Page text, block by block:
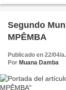
Segundo
MPÊMBA
Publicado en 22/04/
Por Muana Damba